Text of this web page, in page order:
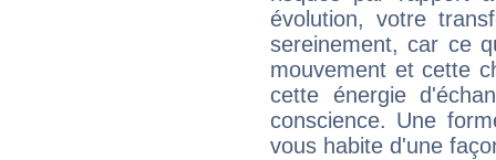
évolution, votre
sereinement, car ce
mouvement et cette
cette énergie
conscience. Une
vous habite d'une